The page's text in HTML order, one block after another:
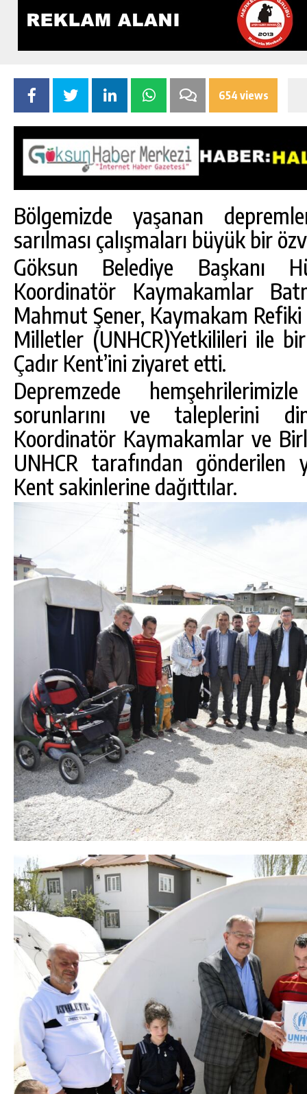
654 views
Bölgemizde yaşanan
sarılması çalışmaları büyük bir
Göksun Belediye Başkanı
Koordinatör Kaymakamlar
Mahmut Şener, Kaymakam
Milletler (UNHCR)Yetkilileri ile
Çadır Kent’ini ziyaret etti.
Depremzede
sorunlarını ve taleplerini
Koordinatör Kaymakamlar ve
UNHCR tarafından gönderilen
Kent sakinlerine dağıttılar.
GÜNLÜK HABER AKIŞI
GÖKSUN HAFIZLIK KIZ KUR’AN KURSU
ÖĞRENCILERINE DARENDE GEZISI.